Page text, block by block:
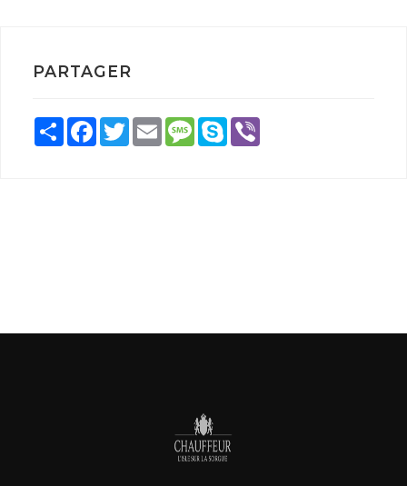
PARTAGER
ShareFacebook
TwitterEmailMessage
Skype